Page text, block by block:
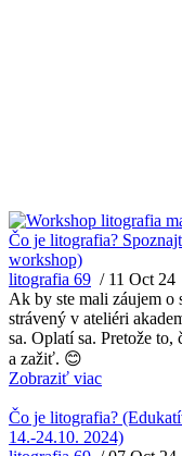
Čo je litografia?
workshop)
litografia 69 / 11 Oct 24
Ak by ste mali záujem
strávený v ateliéri
sa. Oplatí sa. Pretože
a zažiť. 😊
Zobraziť viac
Čo je litografia?
14.-24.10. 2024)